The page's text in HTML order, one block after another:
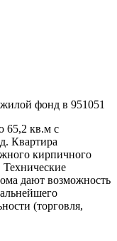
фонд в 951051
65,2 кв.м с
Квартира
кирпичного
дают возможность
(торговля,